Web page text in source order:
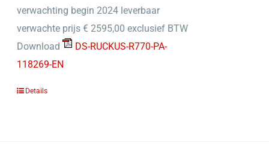
verwachting begin 2024 leverbaar
verwachte prijs € 2595,00 exclusief BTW
Download
DS-RUCKUS-R770-PA-
118269-EN
Details